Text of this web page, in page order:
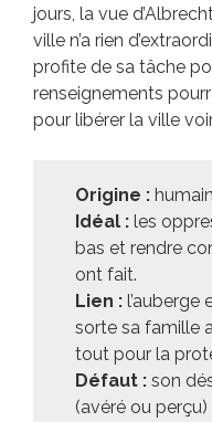
jours, la vue
ville n’a rien
profite de sa tâche
renseignements
pour libérer la ville
Origine :
Idéal : les
bas et rendre
ont fait.
Lien : l’auberge
sorte sa famille
tout pour la
Défaut : son
(avéré ou